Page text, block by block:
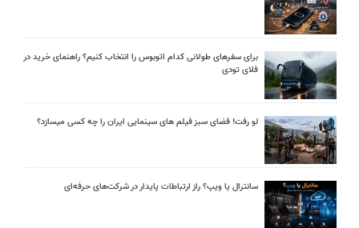
برای سفرهای طولانی کدام اتوبوس را انتخاب کنیم؟ راهنمای خرید در
فلای تودی
لو رفت! فضای سبز فیلم های سینمایی ایران را چه کسی میسازد؟
سانترال یا ویپ؟ راز ارتباطات پایدار در شرکت‌های حرفه‌ای